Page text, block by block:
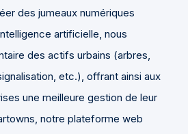
des jumeaux numériques
artificielle, nous
des actifs urbains (arbres,
etc.), offrant ainsi aux
une meilleure gestion de leur
notre plateforme web